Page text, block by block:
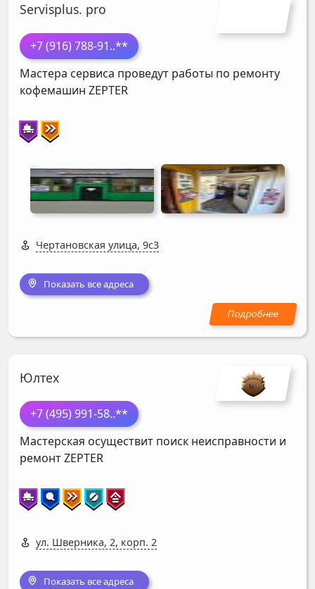
Servisplus. pro
+7 (916) 788-91..**
Мастера сервиса проведут работы по ремонту
кофемашин ZEPTER
Чертановская улица, 9с3
Показать все адреса
Юлтех
+7 (495) 991-58..**
Мастерская осуществит поиск неисправности и
ремонтZEPTER
ул. Шверника, 2, корп. 2
Показать все адреса